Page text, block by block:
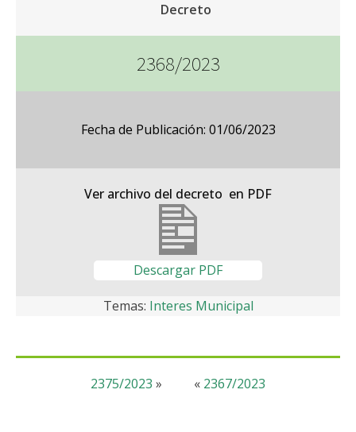
Decreto
2368/2023
Fecha de Publicación: 01/06/2023
Ver archivo del decreto en PDF
Descargar PDF
Temas: Interes Municipal
« 2367/2023
2375/2023 »